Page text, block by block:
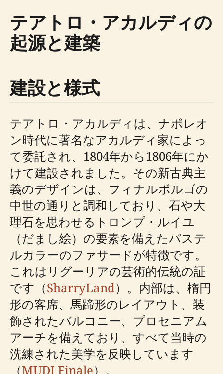
テアトロ・アカルディの
起源と建築
建設と様式
テアトロ・アカルディは、ナポレオ
ン時代に著名なアカルディ家によっ
て委託され、1804年から1806年にか
けて建設されました。その新古典主
義のデザインは、フィナルボルゴの
中世の通りと調和しており、石や大
理石を思わせるトロンプ・ルイユ
（だまし絵）の要素を備えたパステ
ルカラーのファサードが特徴です。
これはリグーリアの芸術的伝統の証
です（SharryLand）。内部は、楕円
形の客席、馬蹄形のレイアウト、装
飾されたバルコニー、プロセニアム
アーチを備えており、すべて当時の
洗練された美学を反映しています
（MUDI Finale）。